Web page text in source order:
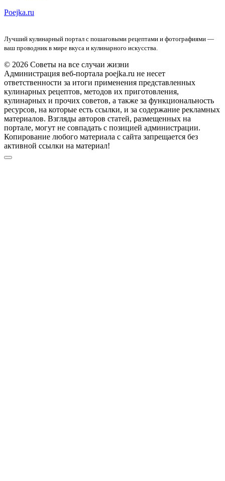
Poejka.ru
Лучший кулинарный портал с пошаговыми рецептами и фотографиями —
ваш проводник в мире вкуса и кулинарного искусства.
© 2026 Советы на все случаи жизни
Администрация веб-портала poejka.ru не несет
ответственности за итоги применения представленных
кулинарных рецептов, методов их приготовления,
кулинарных и прочих советов, а также за функциональность
ресурсов, на которые есть ссылки, и за содержание рекламных
материалов. Взгляды авторов статей, размещенных на
портале, могут не совпадать с позицией администрации.
Копирование любого материала с сайта запрещается без
активной ссылки на материал!